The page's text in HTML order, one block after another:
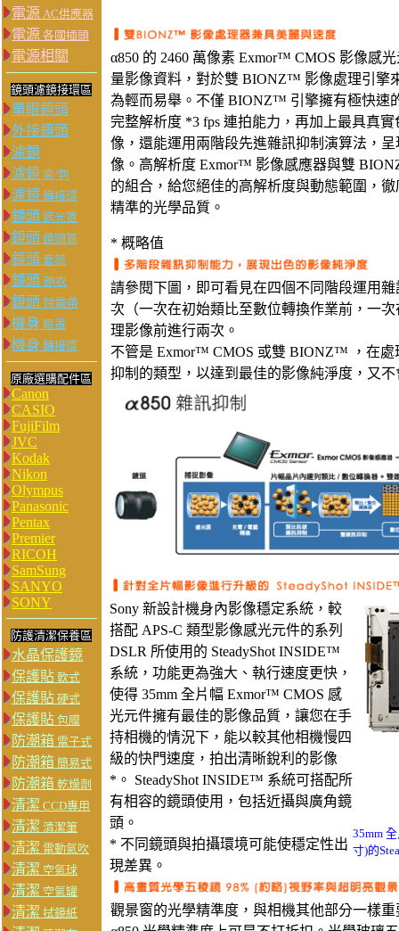
電源 AC供應器
電源 各國插頭
電源相關
鏡頭濾鏡接環區
單眼鏡頭
外接鏡頭
濾鏡
濾鏡 盒/包
濾鏡 轉接環
鏡頭 遮光罩
鏡頭 鏡頭蓋
鏡頭 套筒
鏡頭 砲衣
鏡頭 除霧帶
機身 眼罩
機身 轉接環
原廠選購配件區
Canon
CASIO
FujiFilm
JVC
Kodak
Nikon
Olympus
Panasonic
Pentax
Premier
RICOH
SamSung
SANYO
SONY
防護清潔保養區
水晶保護鏡
保護貼 軟式
保護貼 硬式
保護貼 包膜
防潮箱 電子式
防潮箱 簡易式
防潮箱 乾燥劑
清潔 CCD專用
清潔 清潔筆
清潔 電動氣吹
清潔 空氣球
清潔 空氣罐
清潔 拭鏡紙
α850 的 2460 萬像素 Exmor™ CMOS 影像感
量影像資料，對於雙 BIONZ™ 影像處理引擎
為輕而易舉。不僅 BIONZ™ 引擎擁有極快速
完整解析度 *3 fps 連拍能力，再加上最具真
像，還能運用兩階段先進雜訊抑制演算法，
像。高解析度 Exmor™ 影像感應器與雙
的組合，給您絕佳的高解析度與動態範圍，
精準的光學品質。
* 概略值
請參閱下圖，即可看見在四個不同階段運用
次（一次在初始類比至數位轉換作業前，一
理影像前進行兩次。
不管是 Exmor™ CMOS 或雙 BIONZ™ ，在
抑制的類型，以達到最佳的影像純淨度，又
Sony 新設計機身內影像穩定系統，較
搭配 APS-C 類型影像感光元件的系列
DSLR 所使用的 SteadyShot INSIDE™
系統，功能更為強大、執行速度更快，
使得 35mm 全片幅 Exmor™ CMOS 感
光元件擁有最佳的影像品質，讓您在手
持相機的情況下，能以較其他相機慢四
級的快門速度，拍出清晰銳利的影像
*。 SteadyShot INSIDE™ 系統可搭配所
有相容的鏡頭使用，包括近攝與廣角鏡
頭。
* 不同鏡頭與拍攝環境可能使穩定性出
現差異。
35mm
寸)的
觀景窗的光學精準度，與相機其他部分一樣重